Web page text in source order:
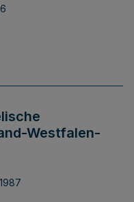
Westfalen-